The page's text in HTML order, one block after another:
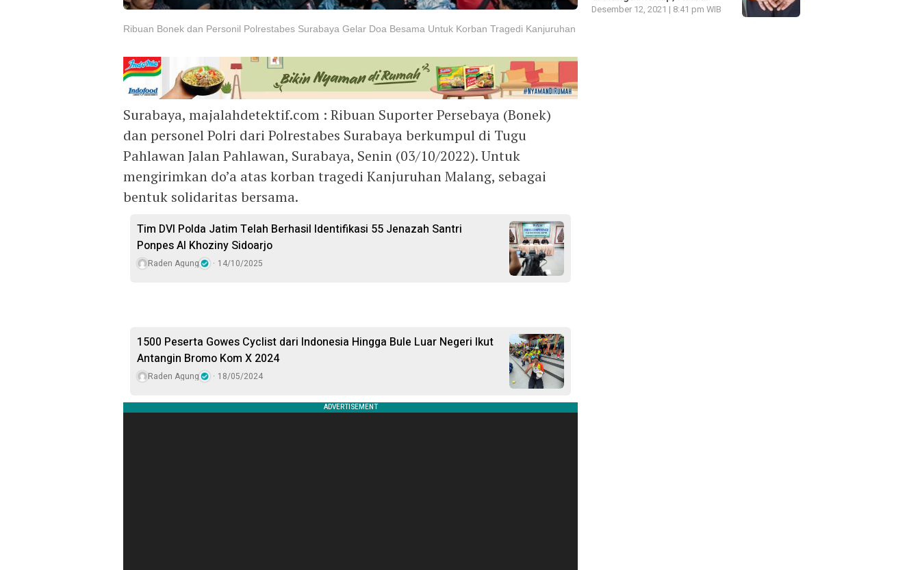
Ribuan Bonek dan Personil Polrestabes Surabaya Gelar Doa Besama Untuk Korban Tragedi Kanjuruhan
Surabaya, majalahdetektif.com : Ribuan Suporter Persebaya (Bonek)
dan personel Polri dari Polrestabes Surabaya berkumpul di Tugu
Pahlawan Jalan Pahlawan, Surabaya, Senin (03/10/2022). Untuk
mengirimkan do’a atas korban tragedi Kanjuruhan Malang, sebagai
bentuk solidaritas bersama.
Tim DVI Polda Jatim Telah Berhasil Identifikasi 55 Jenazah Santri
Ponpes Al Khoziny Sidoarjo
Raden Agung 14/10/2025
1500 Peserta Gowes Cyclist dari Indonesia Hingga Bule Luar Negeri Ikut
Antangin Bromo Kom X 2024
Raden Agung 18/05/2024
Desember 12, 2021 | 8:41 pm WIB